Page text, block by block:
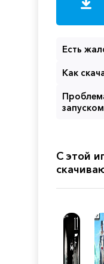
Есть
Как
запуском
С этой